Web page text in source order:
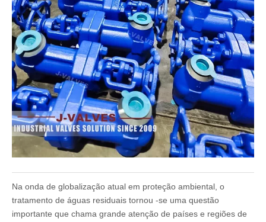
Na onda de globalização atual em proteção ambiental, o
tratamento de águas residuais tornou -se uma questão
importante que chama grande atenção de países e regiões de